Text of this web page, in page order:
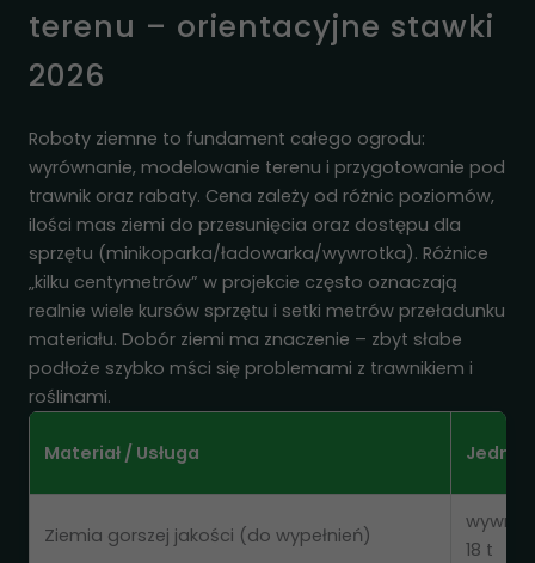
terenu – orientacyjne stawki
2026
Roboty ziemne to fundament całego ogrodu:
wyrównanie, modelowanie terenu i przygotowanie pod
trawnik oraz rabaty. Cena zależy od różnic poziomów,
ilości mas ziemi do przesunięcia oraz dostępu dla
sprzętu (minikoparka/ładowarka/wywrotka). Różnice
„kilku centymetrów” w projekcie często oznaczają
realnie wiele kursów sprzętu i setki metrów przeładunku
materiału. Dobór ziemi ma znaczenie – zbyt słabe
podłoże szybko mści się problemami z trawnikiem i
roślinami.
Materiał / Usługa
Ziemia gorszej jakości (do wypełnień)
18 t